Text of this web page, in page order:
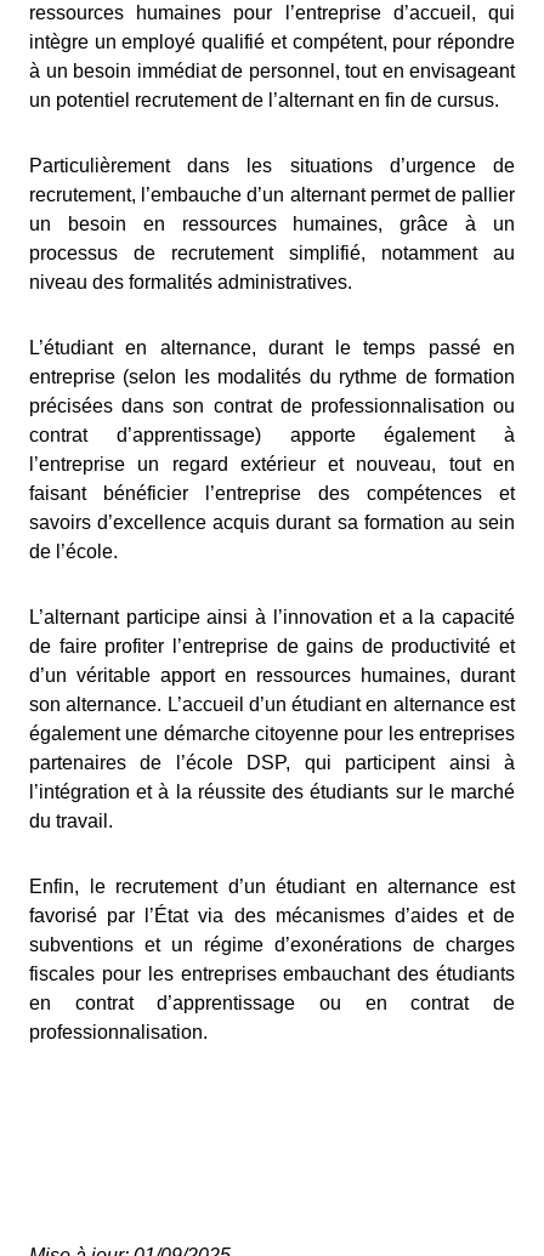
ressources humaines pour l’entreprise d’accueil, qui
intègre un employé qualifié et compétent, pour répondre
à un besoin immédiat de personnel, tout en envisageant
un potentiel recrutement de l’alternant en fin de cursus.
Particulièrement dans les situations d’urgence de
recrutement, l’embauche d’un alternant permet de pallier
un besoin en ressources humaines, grâce à un
processus de recrutement simplifié, notamment au
niveau des formalités administratives.
L’étudiant en alternance, durant le temps passé en
entreprise (selon les modalités du rythme de formation
précisées dans son contrat de professionnalisation ou
contrat d’apprentissage) apporte également à
l’entreprise un regard extérieur et nouveau, tout en
faisant bénéficier l’entreprise des compétences et
savoirs d’excellence acquis durant sa formation au sein
de l’école.
L’alternant participe ainsi à l’innovation et a la capacité
de faire profiter l’entreprise de gains de productivité et
d’un véritable apport en ressources humaines, durant
son alternance. L’accueil d’un étudiant en alternance est
également une démarche citoyenne pour les entreprises
partenaires de l’école DSP, qui participent ainsi à
l’intégration et à la réussite des étudiants sur le marché
du travail.
Enfin, le recrutement d’un étudiant en alternance est
favorisé par l’État via des mécanismes d’aides et de
subventions et un régime d’exonérations de charges
fiscales pour les entreprises embauchant des étudiants
en contrat d’apprentissage ou en contrat de
professionnalisation.